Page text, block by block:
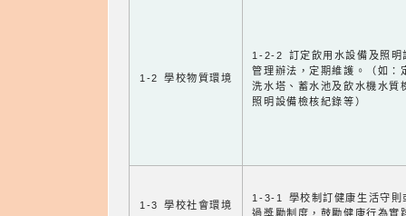
1-2 學校物質環境
1-2-2 訂定飲用水設備及照明
管理辦法，定期維護。（如：
洗水塔、蓄水池及飲水機水質
照明設備檢核紀錄等）
1-3 學校社會環境
1-3-1 學校制訂健康生活守則
過獎勵制度，鼓勵健康行為實